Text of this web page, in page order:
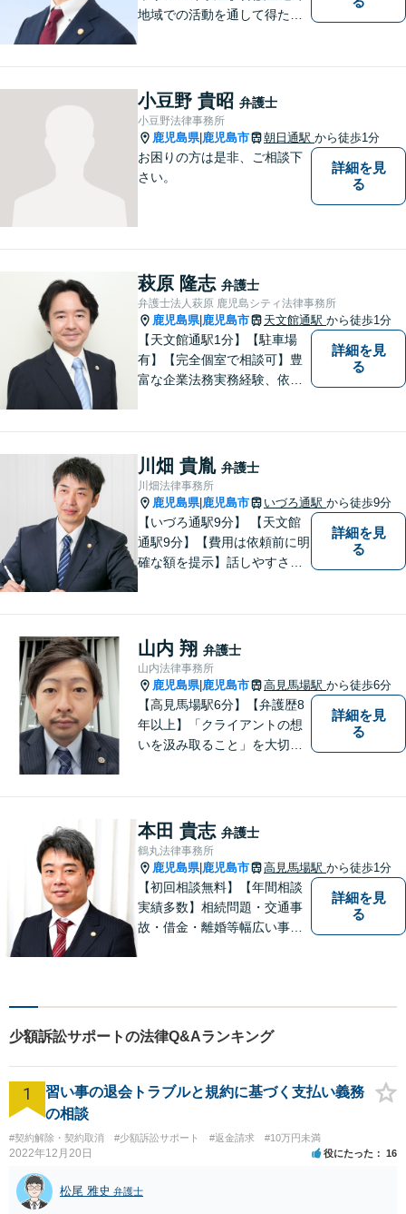
地域での活動を通して得た経
適な解決策をご提案します
小豆野 貴昭 弁護士
小豆野法律事務所
鹿児島県| 鹿児島市 朝日通駅 から徒歩1分
お困りの方は是非、ご相談下
さい。
詳細を見
る
萩原 隆志 弁護士
弁護士法人萩原 鹿児島シティ法律事務所
鹿児島県| 鹿児島市 天文館通駅 から徒歩1分
【天文館通駅1分】【駐車場
有】【完全個室で相談可】豊
富な企業法務実務経験、依頼
を傾け、依頼者の悩みに寄り
添って助言や提案を提供して
参ります。 お気軽にご相談く
ださい。
詳細を見
る
川畑 貴胤 弁護士
川畑法律事務所
鹿児島県| 鹿児島市 いづろ通駅 から徒歩9分
【いづろ通駅9分】 【天文館
通駅9分】【費用は依頼前に明
確な額を提示】話しやすさを
で、お悩みの解決に向けて丁
寧にアドバイスしていきま
す。
詳細を見
る
山内 翔 弁護士
山内法律事務所
鹿児島県| 鹿児島市 高見馬場駅 から徒歩6分
【高見馬場駅6分】【弁護歴8
年以上】「クライアントの想
いを汲み取ること」を大切に
いく解決になるよう、精一杯
尽力いたします。【対応分野
多数！】
詳細を見
る
本田 貴志 弁護士
鶴丸法律事務所
鹿児島県| 鹿児島市 高見馬場駅 から徒歩1分
【初回相談無料】【年間相談
実績多数】相続問題・交通事
故・借金・離婚等幅広い事件
す。困ったらすぐにご相談く
ださい。
詳細を見
る
少額訴訟サポートの法律Q&Aランキング
1
習い事の退会トラブルと規約に基づく支払い義務
の相談
#契約解除・契約取消 #少額訴訟サポート #返金請求 #10万円未満
2022年12月20日 役にたった 16
松尾 雅史 弁護士